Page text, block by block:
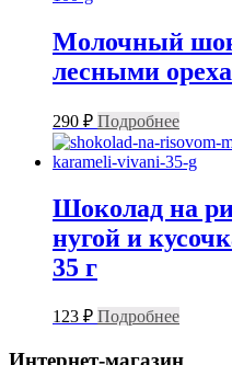
Молочный
лесными
290 ₽ Подробнее
Шоколад на
нугой и
35 г
123 ₽ Подробнее
Интернет-магазин